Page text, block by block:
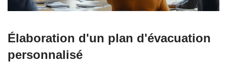
Élaboration d'un plan d'évacuation
personnalisé